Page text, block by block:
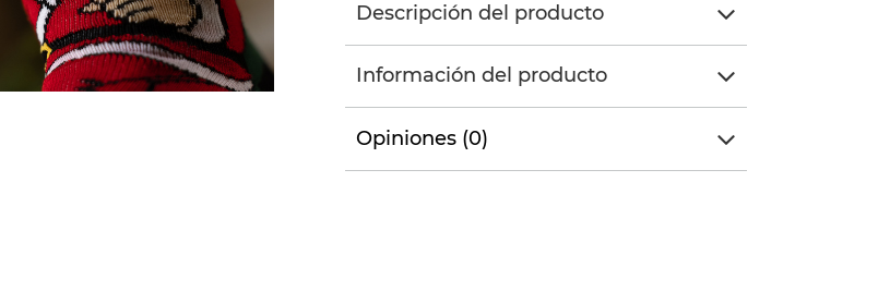
Descripción del producto
Información del producto
Opiniones (0)